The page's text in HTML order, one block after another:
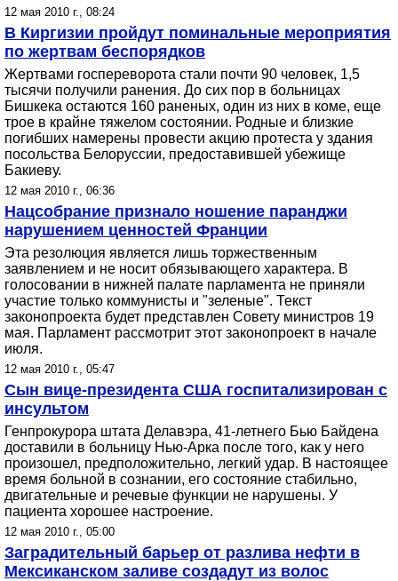
12 мая 2010 г., 08:24
В Киргизии пройдут поминальные мероприятия
по жертвам беспорядков
Жертвами госпереворота стали почти 90 человек, 1,5
тысячи получили ранения. До сих пор в больницах
Бишкека остаются 160 раненых, один из них в коме, еще
трое в крайне тяжелом состоянии. Родные и близкие
погибших намерены провести акцию протеста у здания
посольства Белоруссии, предоставившей убежище
Бакиеву.
12 мая 2010 г., 06:36
Нацсобрание признало ношение паранджи
нарушением ценностей Франции
Эта резолюция является лишь торжественным
заявлением и не носит обязывающего характера. В
голосовании в нижней палате парламента не приняли
участие только коммунисты и "зеленые". Текст
законопроекта будет представлен Совету министров 19
мая. Парламент рассмотрит этот законопроект в начале
июля.
12 мая 2010 г., 05:47
Сын вице-президента США госпитализирован с
инсультом
Генпрокурора штата Делавэра, 41-летнего Бью Байдена
доставили в больницу Нью-Арка после того, как у него
произошел, предположительно, легкий удар. В настоящее
время больной в сознании, его состояние стабильно,
двигательные и речевые функции не нарушены. У
пациента хорошее настроение.
12 мая 2010 г., 05:00
Заградительный барьер от разлива нефти в
Мексиканском заливе создадут из волос